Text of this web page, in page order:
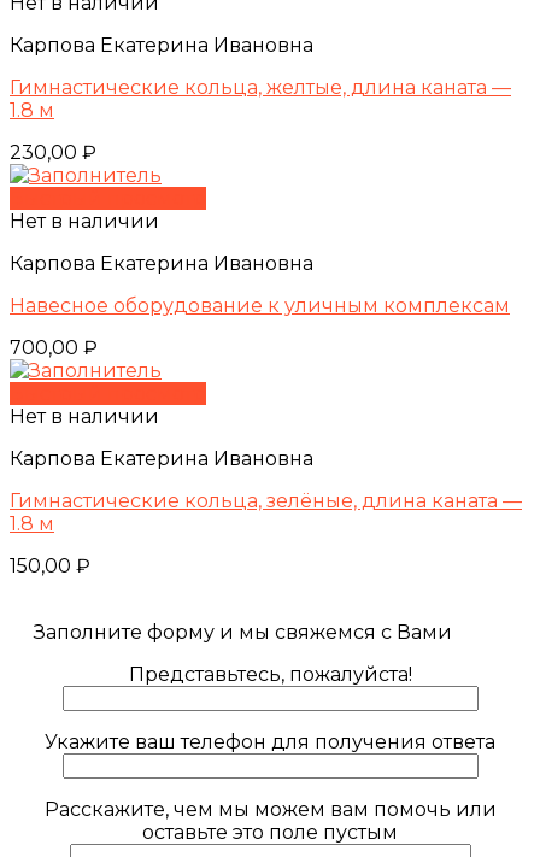
Карпова Екатерина Ивановна
Гимнастические кольца, желтые, длина каната —
1.8 м
230,00 ₽
Нет в наличии
Карпова Екатерина Ивановна
Навесное оборудование к уличным комплексам
700,00 ₽
Нет в наличии
Карпова Екатерина Ивановна
Гимнастические кольца, зелёные, длина каната —
1.8 м
150,00 ₽
Заполните форму и мы свяжемся с Вами
Представьтесь, пожалуйста!
Укажите ваш телефон для получения ответа
Расскажите, чем мы можем вам помочь или
оставьте это поле пустым